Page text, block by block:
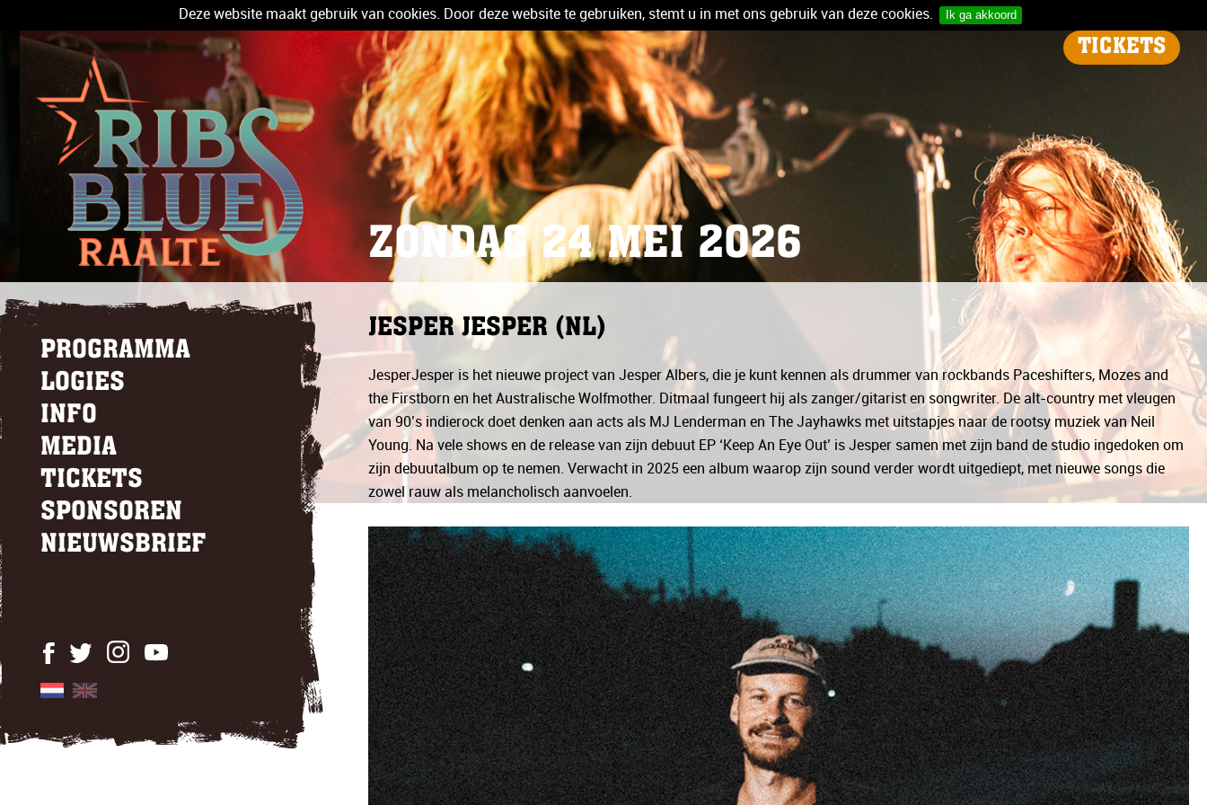
Deze website maakt gebruik van cookies. Door deze website te gebruiken, stemt u in met ons gebruik van deze cookies. Ik ga akkoord
TICKETS
PROGRAMMA
LOGIES
INFO
MEDIA
TICKETS
SPONSOREN
NIEUWSBRIEF
ZONDAG 24 MEI 2026
JESPER JESPER (NL)
JesperJesper is het nieuwe project van Jesper Albers, die je kunt kennen als drummer van rockbands Paceshifters, Mozes and
the Firstborn en het Australische Wolfmother. Ditmaal fungeert hij als zanger/gitarist en songwriter. De alt-country met vleugen
van 90’s indierock doet denken aan acts als MJ Lenderman en The Jayhawks met uitstapjes naar de rootsy muziek van Neil
Young. Na vele shows en de release van zijn debuut EP ‘Keep An Eye Out’ is Jesper samen met zijn band de studio ingedoken om
zijn debuutalbum op te nemen. Verwacht in 2025 een album waarop zijn sound verder wordt uitgediept, met nieuwe songs die
zowel rauw als melancholisch aanvoelen.